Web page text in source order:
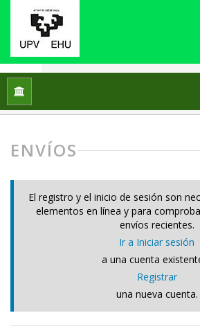
Inicio
ENVÍOS
El registro y el inicio de sesión son
elementos en línea y para
envíos recientes.
Ir a Iniciar sesión
a una cuenta
Registrar
una nueva cuenta.